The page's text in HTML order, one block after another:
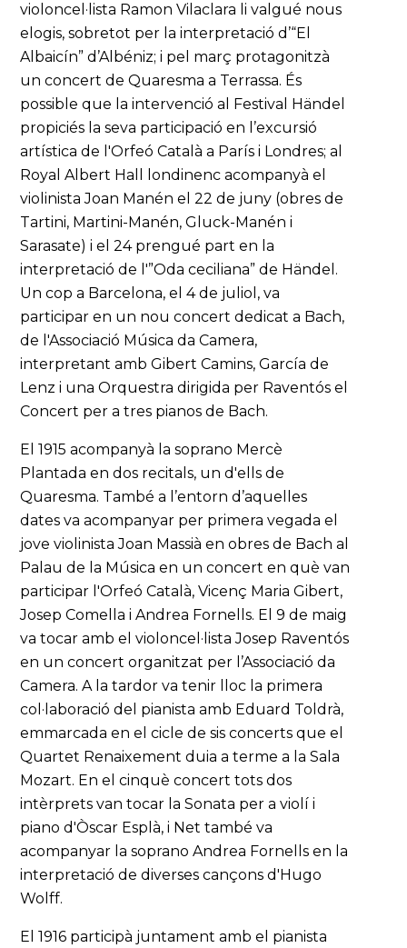
violoncel·lista Ramon Vilaclara li valgué nous
elogis, sobretot per la interpretació d’“El
Albaicín” d’Albéniz; i pel març protagonitzà
un concert de Quaresma a Terrassa. És
possible que la intervenció al Festival Händel
propiciés la seva participació en l’excursió
artística de l'Orfeó Català a París i Londres; al
Royal Albert Hall londinenc acompanyà el
violinista Joan Manén el 22 de juny (obres de
Tartini, Martini-Manén, Gluck-Manén i
Sarasate) i el 24 prengué part en la
interpretació de l'”Oda ceciliana” de Händel.
Un cop a Barcelona, el 4 de juliol, va
participar en un nou concert dedicat a Bach,
de l'Associació Música da Camera,
interpretant amb Gibert Camins, García de
Lenz i una Orquestra dirigida per Raventós el
Concert per a tres pianos de Bach.
El 1915 acompanyà la soprano Mercè
Plantada en dos recitals, un d'ells de
Quaresma. També a l’entorn d’aquelles
dates va acompanyar per primera vegada el
jove violinista Joan Massià en obres de Bach al
Palau de la Música en un concert en què van
participar l'Orfeó Català, Vicenç Maria Gibert,
Josep Comella i Andrea Fornells. El 9 de maig
va tocar amb el violoncel·lista Josep Raventós
en un concert organitzat per l’Associació da
Camera. A la tardor va tenir lloc la primera
col·laboració del pianista amb Eduard Toldrà,
emmarcada en el cicle de sis concerts que el
Quartet Renaixement duia a terme a la Sala
Mozart. En el cinquè concert tots dos
intèrprets van tocar la Sonata per a violí i
piano d'Òscar Esplà, i Net també va
acompanyar la soprano Andrea Fornells en la
interpretació de diverses cançons d'Hugo
Wolff.
El 1916 participà juntament amb el pianista